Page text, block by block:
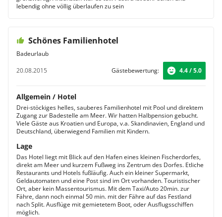
lebendig ohne völlig überlaufen zu sein
Schönes Familienhotel
Badeurlaub
20.08.2015
Gästebewertung: 4.4 / 5.0
Allgemein / Hotel
Drei-stöckiges helles, sauberes Familienhotel mit Pool und direktem
Zugang zur Badestelle am Meer. Wir hatten Halbpension gebucht.
Viele Gäste aus Kroatien und Europa, v.a. Skandinavien, England und
Deutschland, überwiegend Familien mit Kindern.
Lage
Das Hotel liegt mit Blick auf den Hafen eines kleinen Fischerdorfes,
direkt am Meer und kurzem Fußweg ins Zentrum des Dorfes. Etliche
Restaurants und Hotels fußläufig. Auch ein kleiner Supermarkt,
Geldautomaten und eine Post sind im Ort vorhanden. Touristischer
Ort, aber kein Massentourismus. Mit dem Taxi/Auto 20min. zur
Fähre, dann noch einmal 50 min. mit der Fähre auf das Festland
nach Split. Ausflüge mit gemietetem Boot, oder Ausflugsschiffen
möglich.